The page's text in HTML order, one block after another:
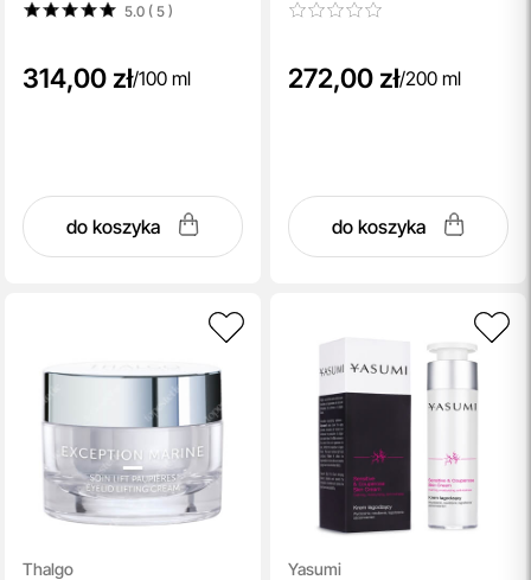
5.0 ( 5)
314,00 zł/100 ml
do koszyka
272,00 zł/200 ml
do koszyka
Thalgo Yasumi